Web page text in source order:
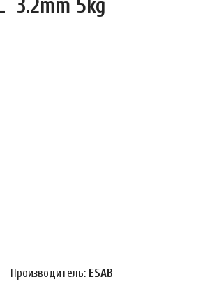
3.2mm 5kg
Производитель: ESAB